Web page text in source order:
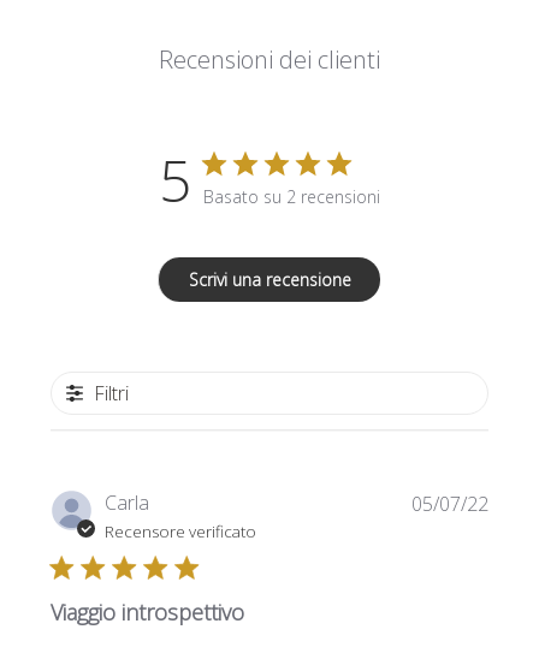
Recensioni dei clienti
5 Basato su 2 recensioni
Scrivi una recensione
Filtri
Carla
Recensore verificato
Viaggio introspettivo
05/07/22